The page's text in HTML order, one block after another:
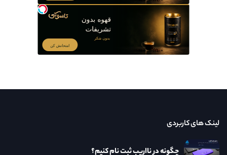
لینک های کاربردی
چگونه در نااریب ثبت نام کنیم؟